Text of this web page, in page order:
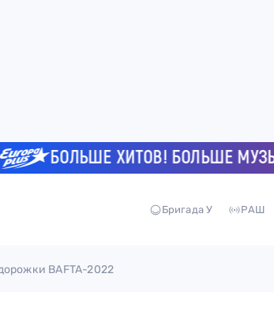
БОЛЬШЕ ХИТОВ! БОЛЬШЕ МУЗЫКИ!
Бригада У РАШ
BAFTA-2022